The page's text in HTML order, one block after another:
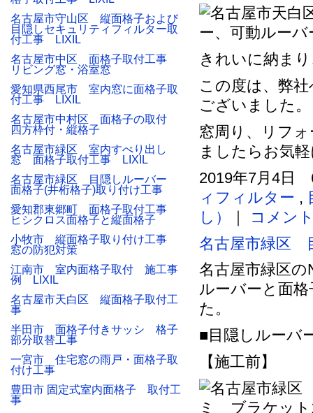
きれいに納ま
この度は、弊
ございました。
窓周り、リフ
ましたらお気
2019年7月4日
ィフィルター ,
し）
｜
コメン
名古屋市緑区
名古屋市緑区
ルーバーと面
た。
■目隠しルーバ
【施工前】
名古屋市守山区 縦面格子および
目隠しセキュリティフィルター取
付工事 LIXIL
名古屋市中区 面格子取付工事
リビング窓・浴室窓
愛知県西尾市 室内窓に面格子取
付工事 LIXIL
名古屋市中村区 面格子の取付
四方枠付・縦格子
名古屋市緑区 室内すべり出し
窓 面格子取付工事 LIXIL
名古屋市緑区 目隠しルーバー
面格子(井桁格子)取り付け工事
愛知郡東郷町 面格子取付工事
ヒシクロス面格子と縦面格子
小牧市 縦面格子取り付け工事
窓の防犯対策
江南市 室内面格子取付 施工事
例 LIXIL
名古屋市天白区 縦面格子取付工
事
半田市 面格子付きサッシ 格子
部分取替工事
一宮市 住宅窓の雨戸・面格子取
付け工事
豊田市 固定式室内面格子 取付工
事